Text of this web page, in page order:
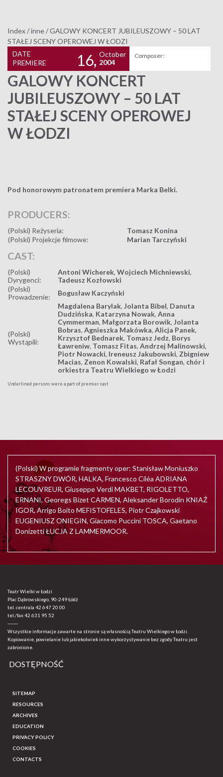
Index/inne/GALOWY KONCERT JUBILEUSZOWY – 50 LAT
STAŁEJ SCENY OPEROWEJ W ŁODZI
DATE
PREMIERE
16, October
2004
Composer:
GALOWY KONCERT
JUBILEUSZOWY – 50 LAT
STAŁEJ SCENY OPEROWEJ
W ŁODZI
Pod honorowym patronatem premiera Marka Belki.
PRODUCERS:
(Polski) Reżyseria:
Tomasz Konina
(Polski) Projekcje filmowe:
Marian Tarczyński
CAST:
(Polski)
Dyrygenci:
Antoni Wicherek, Wojciech Michniewski,
Tadeusz Kozłowski
(Polski)
Prowadzenie:
Bogusław Kaczyński
(Polski)
Wystąpili:
Magdalena Barylak, Jolanta Bibel, Danuta
Dudzińska, Katarzyna Nowak, Anna
Cymmerman, Małgorzata Borowik, Jolanta
Bobras, Agnieszka Makówka, Alicja Panek,
Krzysztof Bednarek, Tomasz Jedz, Borys
Ławreniw, Tomasz Fitas, Andrzej Malinowski,
Piotr Nowacki, Ireneusz Jakubowski, Zbigniew
Macias, Zenon Kowalski, Rafał Songan, chór i
orkiestra Teatru Wielkiego w Łodzi
Underlined persons were a part of premier cast
(Polski) W programie fragmenty oper: Stanisław Moniuszko
STRASZNY DWÓR, HALKA, Francesco Ciléa ADRIANA
LECOUVREUR, Giuseppe Verdi MAKBET, RIGOLETTO,
ERNANI, Georegs Bizet CARMEN, Aleksander Borodin KNIAŹ
IGOR, Arrigo Boito MEFISTOFELES, Piotr Czajkowski
EUGENIUSZ ONIEGIN, Giacomo Puccini TOSCA, Gaetano
Donizetti ŁUCJA Z LAMMERMOOR.
Teatr Wielki w Łodzi
Plac Dąbrowskiego, 90-249 Łódź
tel. centrala 42 647 20 00
tel./fax42 631 95 52
-------
Wszystkie informacje zawarte na stronie są własnością Teatru Wielkiego w Łodzi.
Kopiowanie, powielanie lub jakiekolwiek inne wykorzystywanie bez zgody Teatru jest
zabronione.
DOSTĘPNOŚĆ
SITEMAP
RESOURCES
ARCHIVES
EDUCATION
PRIVACY POLICY
COOKIES
CONTACTS